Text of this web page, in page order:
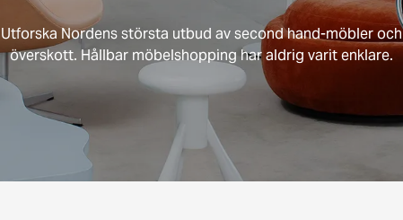
Utforska Nordens största utbud av second hand-möbler och
överskott. Hållbar möbelshopping har aldrig varit enklare.